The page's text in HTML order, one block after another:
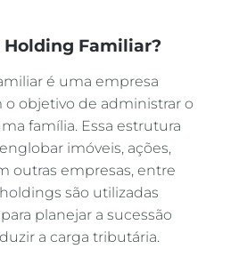
Holding Familiar?
é uma empresa
objetivo de administrar o
família. Essa estrutura
imóveis, ações,
outras empresas, entre
são utilizadas
planejar a sucessão
a carga tributária.